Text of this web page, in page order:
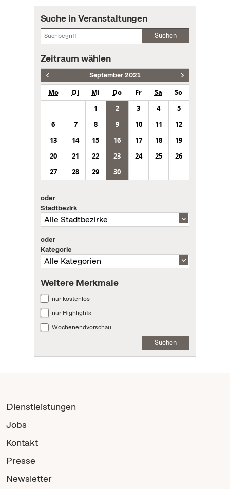
Suche in Veranstaltungen
Suchen
Zeitraum wählen
September 2021
Mo Di Mi Do Fr Sa
So
1
2 3 4
5
6
7 8 9 10 11
12
13
14 15 16 17 18
19
20
21 22 23 24 25
26
27
28 29 30
oder
Stadtbezirk
oder
Kategorie
Weitere Merkmale
nur kostenlos
nur Highlights
Wochenendvorschau
Suchen
Dienstleistungen
Jobs
Kontakt
Presse
Newsletter